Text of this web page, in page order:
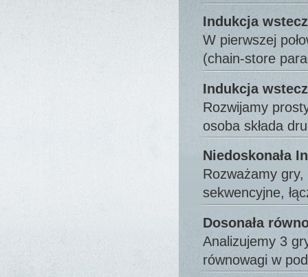
Indukcja
W pierwszej
(chain-store
Indukcja
Rozwijamy
osoba składa
Niedoskonała
Rozważamy
sekwencyjne,
Dosonała
Analizujemy 3
równowagi w